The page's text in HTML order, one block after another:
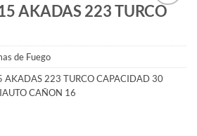
Añadir
lista
deseos
AKADAS 223 TURCO
de Fuego
AKADAS 223 TURCO CAPACIDAD 30
CAÑON 16